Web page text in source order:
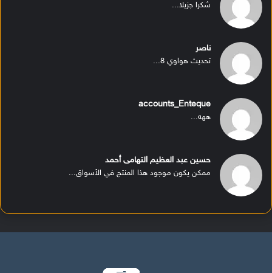
شكرا جزيلا...
ناصر
تحديث هواوي 8...
accounts_Enteque
ههه...
حسين عبد العظيم التهامى أحمد
ممكن يكون موجود هذا المنتج في الأسواق...